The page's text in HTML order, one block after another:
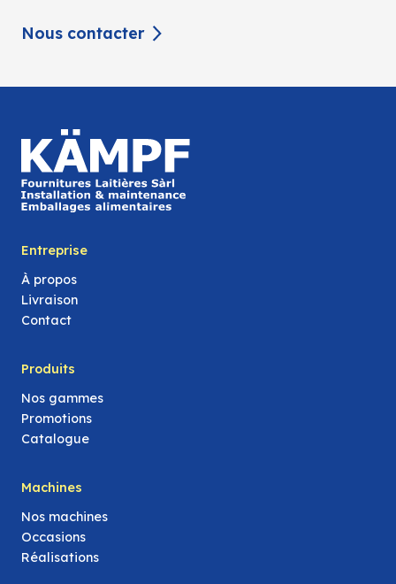
Nous contacter
Entreprise
À propos
Livraison
Contact
Produits
Nos gammes
Promotions
Catalogue
Machines
Nos machines
Occasions
Réalisations